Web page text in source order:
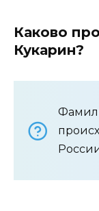
Каково
Кукарин?